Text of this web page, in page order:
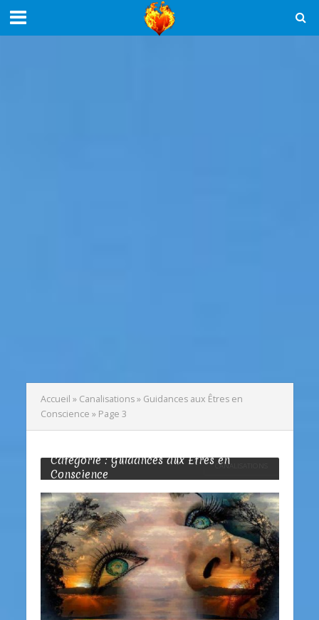
Accueil » Canalisations» Guidances aux Êtres en
Conscience » Page 3
Catégorie : Guidances aux Êtres en
Conscience
CANALISATIONS